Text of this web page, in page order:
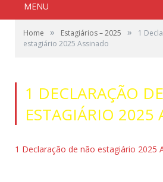
MENU
Home » Estagiários – 2025 »
1
estagiário 2025 Assinado
1 DECLARAÇÃO
ESTAGIÁRIO 2025
1 Declaração de não estagiário 2025